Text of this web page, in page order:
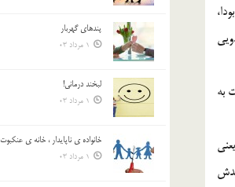
به
پندهاي گهربار
1 مرداد 03
لبخند درمانى!
1 مرداد 03
خانواده ي ناپايدار ، خانه ي عنکبوت
1 مرداد 03